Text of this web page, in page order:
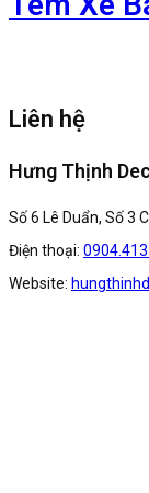
Liên hệ
Hưng Thịnh
Số 6 Lê Duẩn, Số 3
Điện thoại:
Website: